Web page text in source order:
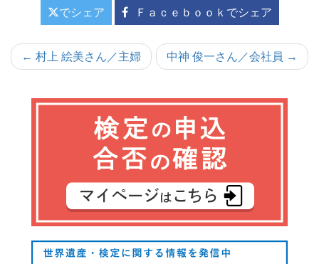
でシェア Ｆａｃｅｂｏｏｋでシェア
投← 村上 絵美さん／主婦 中神 俊一さん／会社員 →